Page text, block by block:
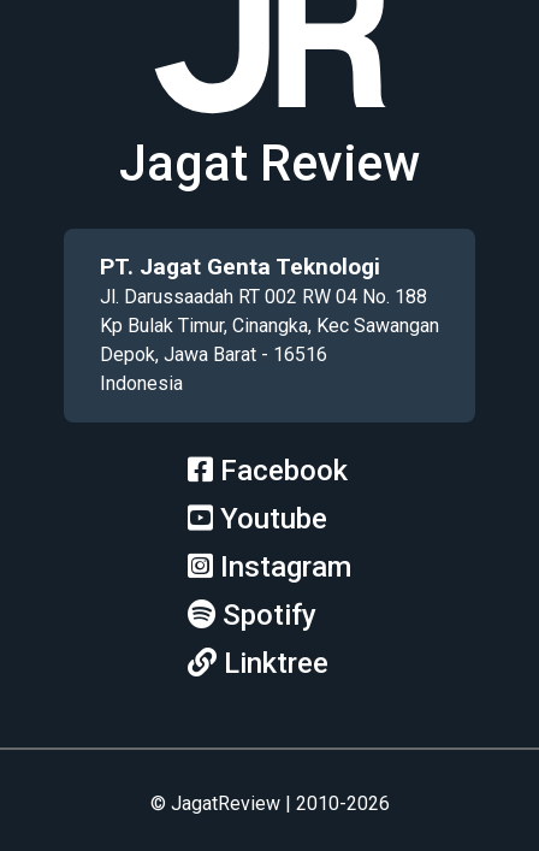
Jagat Review
PT. Jagat Genta Teknologi
Jl. Darussaadah RT 002 RW 04 No. 188
Kp Bulak Timur, Cinangka, Kec Sawangan
Depok, Jawa Barat - 16516
Indonesia
Facebook
Youtube
Instagram
Spotify
Linktree
© JagatReview | 2010-2026